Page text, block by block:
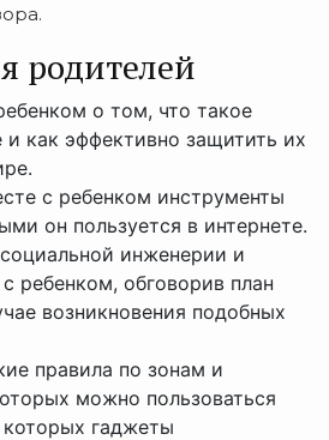
родителей
о том, что такое
как эффективно защитить их
с ребенком инструменты
он пользуется в интернете.
инженерии и
с ребенком, обговорив план
возникновения подобных
правила по зонам и
можно пользоваться
гаджеты